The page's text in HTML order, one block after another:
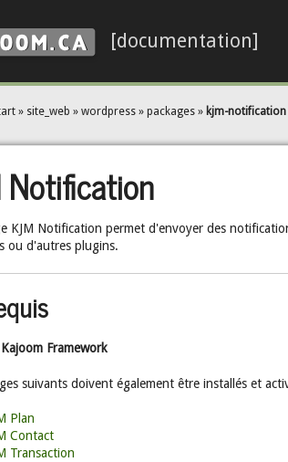
[documentation]
» site_web »wordpress »packages » kjm-notification
Notification
KJM Notification permet d'envoyer des
ou d'autres plugins.
Framework
suivants doivent également être installés et
Plan
Contact
Transaction